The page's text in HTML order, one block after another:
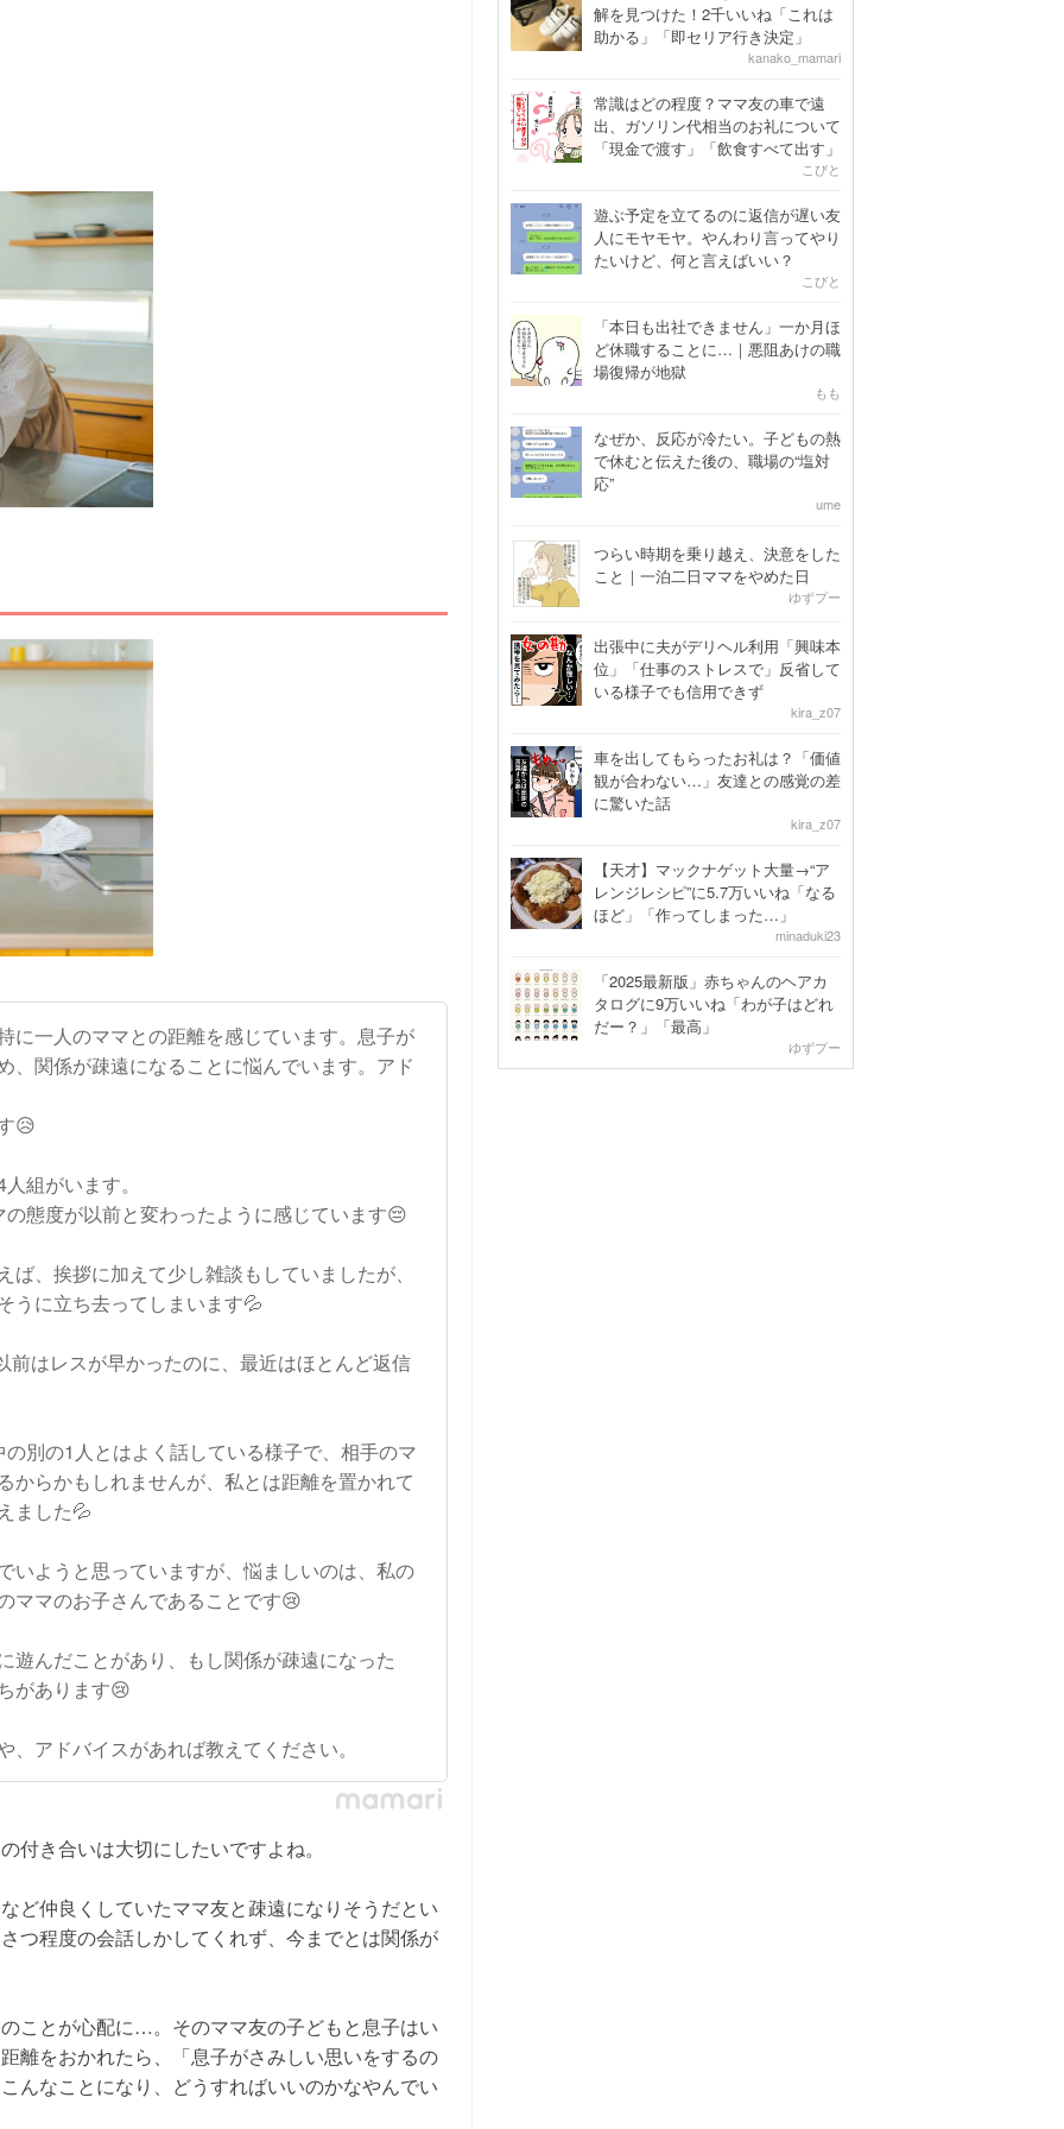
に一人のママとの距離を感じています。息子が
、関係が疎遠になることに悩んでいます。アド
😥
組がいます。
態度が以前と変わったように感じています😔
、挨拶に加えて少し雑談もしていましたが、
うに立ち去ってしまいます💦
前はレスが早かったのに、最近はほとんど返信
別の1人とはよく話している様子で、相手のマ
からかもしれませんが、私とは距離を置かれて
ました💦
いようと思っていますが、悩ましいのは、私の
ママのお子さんであることです😢
遊んだことがあり、もし関係が疎遠になった
があります😢
アドバイスがあれば教えてください。
付き合いは大切にしたいですよね。
ど仲良くしていたママ友と疎遠になりそうだとい
つ程度の会話しかしてくれず、今までとは関係が
ことが心配に…。そのママ友の子どもと息子はい
離をおかれたら、「息子がさみしい思いをするの
んなことになり、どうすればいいのかなやんでい
解を見つけた！2千いいね「これは
助かる」「即セリア行き決定」
kanako_mamari
常識はどの程度？ママ友の車で遠
出、ガソリン代相当のお礼について
「現金で渡す」「飲食すべて出す」
こびと
遊ぶ予定を立てるのに返信が遅い友
人にモヤモヤ。やんわり言ってやり
たいけど、何と言えばいい？
こびと
「本日も出社できません」一か月ほ
ど休職することに…｜悪阻あけの職
場復帰が地獄
もも
なぜか、反応が冷たい。子どもの熱
で休むと伝えた後の、職場の“塩対
応”
ume
つらい時期を乗り越え、決意をした
こと｜一泊二日ママをやめた日
ゆずプー
出張中に夫がデリヘル利用「興味本
位」「仕事のストレスで」反省して
いる様子でも信用できず
kira_z07
車を出してもらったお礼は？「価値
観が合わない…」友達との感覚の差
に驚いた話
kira_z07
【天才】マックナゲット大量→“ア
レンジレシピ”に5.7万いいね「なる
ほど」「作ってしまった…」
minaduki23
「2025最新版」赤ちゃんのヘアカ
タログに9万いいね「わが子はどれ
だー？」「最高」
ゆずプー